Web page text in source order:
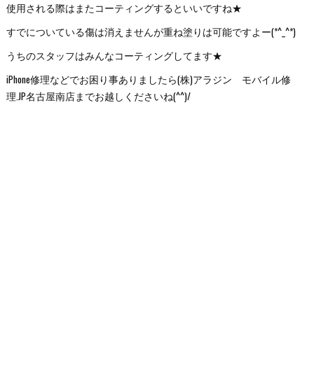
使用される際はまたコーティングするといいですね★
すでについている傷は消えませんが重ね塗りは可能ですよー(*^_^*)
うちのスタッフはみんなコーティングしてます★
iPhone修理などでお困り事ありましたら(株)アラジン モバイル修
理.JP名古屋南店までお越しくださいね(^^)/